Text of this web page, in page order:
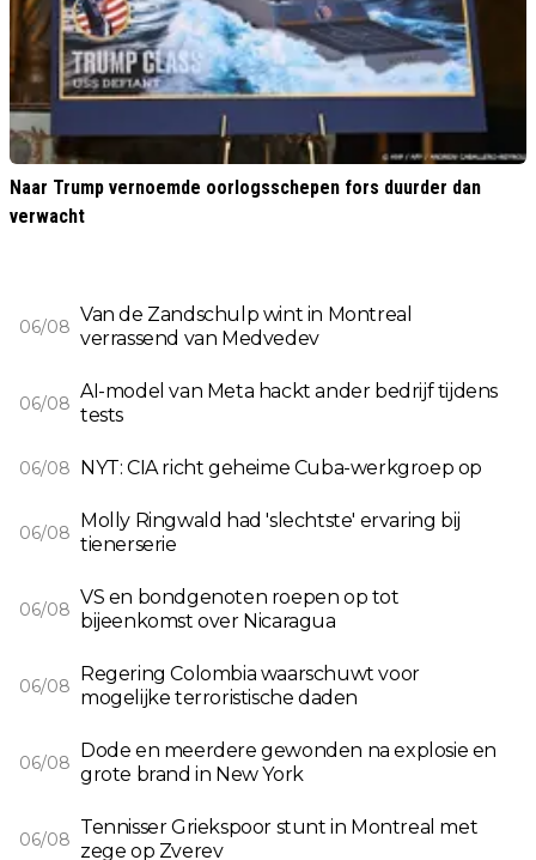
Naar Trump vernoemde oorlogsschepen fors duurder dan
verwacht
06/08
Van de Zandschulp wint in Montreal
verrassend van Medvedev
06/08
AI-model van Meta hackt ander bedrijf tijdens
tests
06/08 NYT: CIA richt geheime Cuba-werkgroep op
06/08
Molly Ringwald had 'slechtste' ervaring bij
tienerserie
06/08
VS en bondgenoten roepen op tot
bijeenkomst over Nicaragua
06/08
Regering Colombia waarschuwt voor
mogelijke terroristische daden
06/08
Dode en meerdere gewonden na explosie en
grote brand in New York
06/08
Tennisser Griekspoor stunt in Montreal met
zege op Zverev